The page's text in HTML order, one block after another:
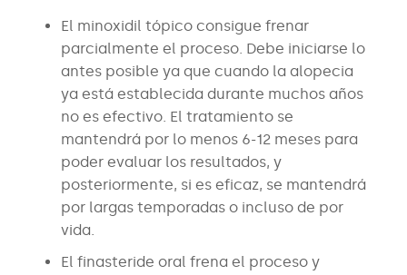
El minoxidil tópico consigue frenar
parcialmente el proceso. Debe iniciarse lo
antes posible ya que cuando la alopecia
ya está establecida durante muchos años
no es efectivo. El tratamiento se
mantendrá por lo menos 6-12 meses para
poder evaluar los resultados, y
posteriormente, si es eficaz, se mantendrá
por largas temporadas o incluso de por
vida.
El finasteride oral frena el proceso y